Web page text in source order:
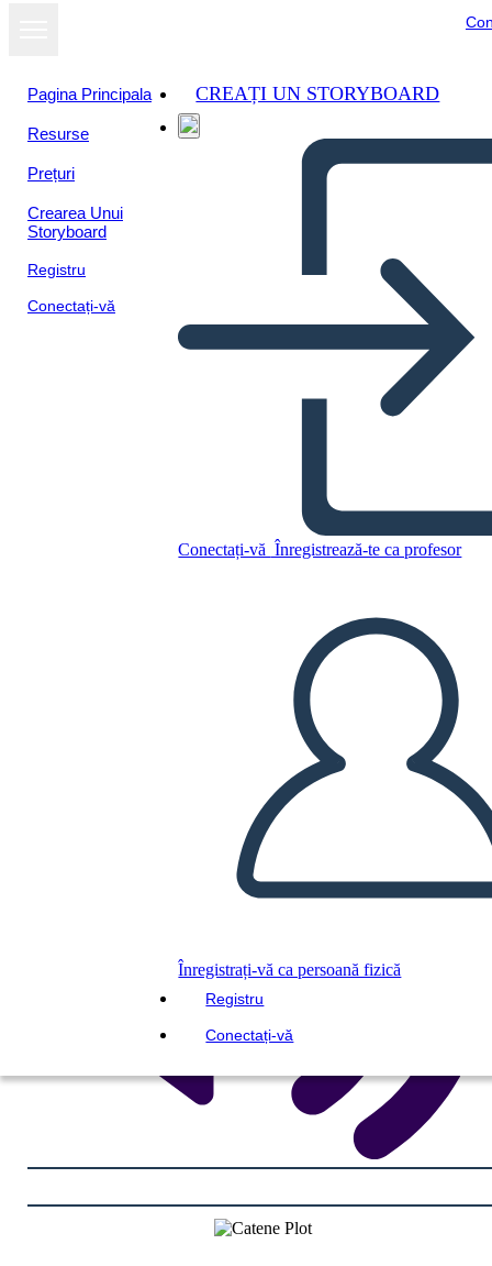
Pagina Principala
Resurse
Prețuri
Crearea Unui
Storyboard
Registru
Conectați-vă
CREAȚI UN STORYBOARD
Conectați-vă Înregistrează-te ca profesor
Înregistrați-vă ca persoană fizică
Registru
Conectați-vă
REDAȚI PREZENTAREA DE DIAPOZITIVE
CITESTE-MI